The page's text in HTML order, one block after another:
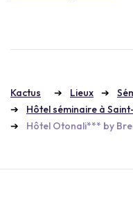
Kactus Lieux
Hôtel séminaire à
Hôtel Otonali*** by